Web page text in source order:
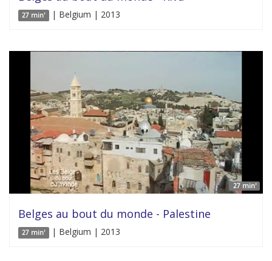
27 min' | Belgium | 2013
27 min'
Belges au bout du monde - Palestine
27 min' | Belgium | 2013